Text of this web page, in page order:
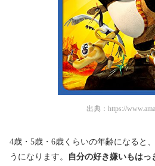
出典： https://
4歳・5歳・6歳くらいの年齢になると
うになります。
自分の好き嫌いもはっ